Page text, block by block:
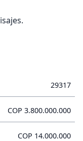
29317
COP 3.800.000.000
COP 14.000.000